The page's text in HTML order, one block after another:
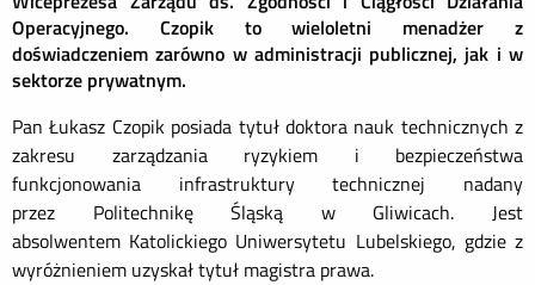
Operacyjnego. Czopik to wieloletni menadżer z
doświadczeniem zarówno w administracji publicznej, jak i w
sektorze prywatnym.
Pan Łukasz Czopik posiada tytuł doktora nauk technicznych z
zakresu zarządzania ryzykiem i bezpieczeństwa
funkcjonowania infrastruktury technicznej nadany
przez Politechnikę Śląską w Gliwicach. Jest
absolwentem Katolickiego Uniwersytetu Lubelskiego, gdzie z
wyróżnieniem uzyskał tytuł magistra prawa.